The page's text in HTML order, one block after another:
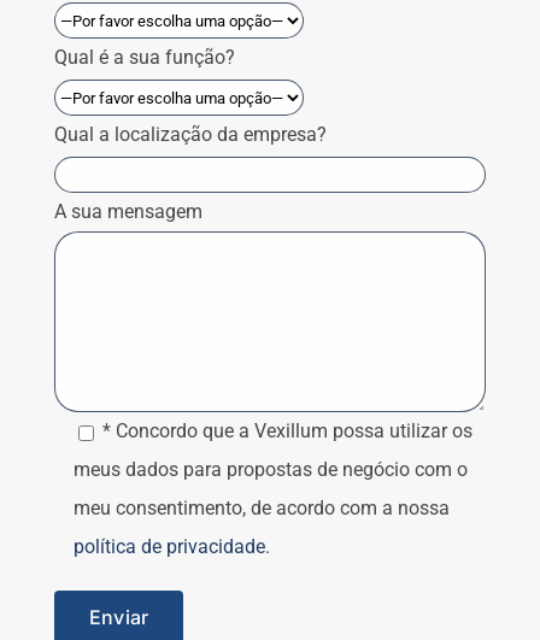
Qual é a sua função?
Qual a localização da empresa?
A sua mensagem
* Concordo que a Vexillum possa utilizar os
meus dados para propostas de negócio com o
meu consentimento, de acordo com a nossa
política de privacidade.